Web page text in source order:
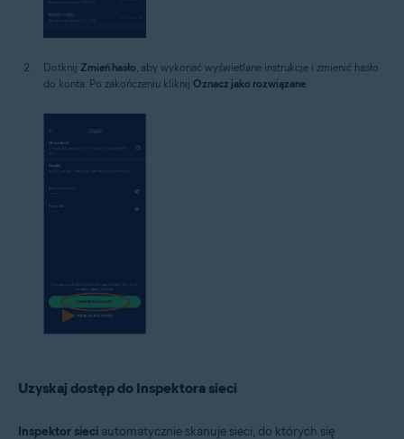
Dotknij Zmień hasło , aby wykonać wyświetlane instrukcje i zmienić hasło
do konta. Po zakończeniu kliknij Oznacz jako rozwiązane
Uzyskaj dostęp do Inspektora sieci
Inspektor sieci automatycznie skanuje sieci, do których się